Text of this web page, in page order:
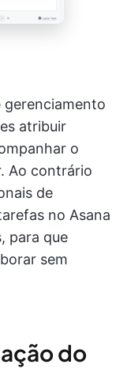
gerenciamento
atribuir
o
Ao contrário
de
no Asana
para que
sem
do